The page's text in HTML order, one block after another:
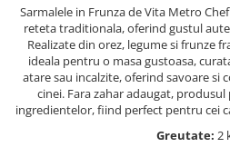
Dulciuri
Chipsuri & Snaksuri
Conserve
Bauturi alcoolice
Detergent vase
Solutii suprafete bucatarie
Saci menajeri
Bureti vase si lavete
Folii si pungi alimentare
Prosoape de hartie si servetele
Sampon de par
Balsam de par
Tratamente si masca de par
Vopsea de par si oxidant
Fixativ si spuma de par
Sarmalele in Frunza de Vita Metro
reteta traditionala, oferind gustul
Realizate din orez, legume si frunze
ideala pentru o masa gustoasa,
atare sau incalzite, oferind savoare si
cinei. Fara zahar adaugat,
ingredientelor, fiind perfect pentru cei
Greutate: 2